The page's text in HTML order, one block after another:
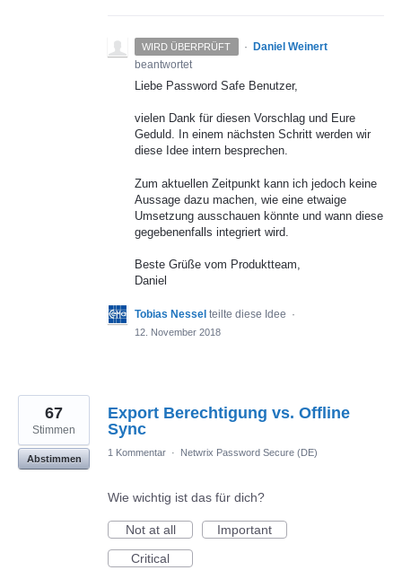
WIRD ÜBERPRÜFT ·
Daniel Weinert
beantwortet
Liebe Password Safe Benutzer,
vielen Dank für diesen Vorschlag und Eure
Geduld. In einem nächsten Schritt werden wir
diese Idee intern besprechen.
Zum aktuellen Zeitpunkt kann ich jedoch keine
Aussage dazu machen, wie eine etwaige
Umsetzung ausschauen könnte und wann diese
gegebenenfalls integriert wird.
Beste Grüße vom Produktteam,
Daniel
Tobias Nessel teilte diese Idee ·
12. November 2018
Export Berechtigung vs. Offline
Sync
67
Stimmen
Abstimmen
1 Kommentar · Netwrix Password Secure (DE)
Wie wichtig ist das für dich?
Not at all
Important
Critical